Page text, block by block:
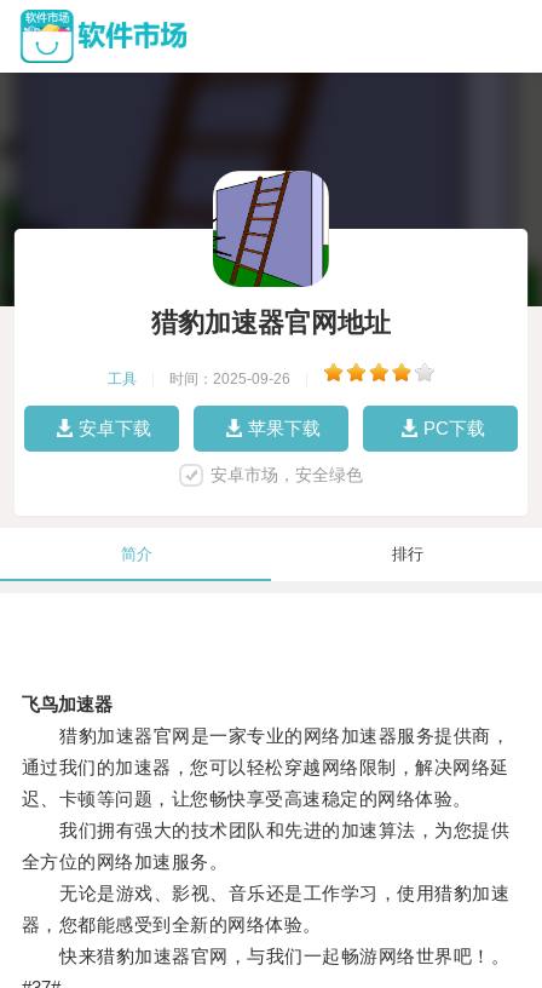
猎豹加速器官网地址
工具 时间：2025-09-26
安卓下载 苹果下载 PC下载
安卓市场，安全绿色
简介 排行
飞鸟加速器
猎豹加速器官网是一家专业的网络加速器服务提供商，
通过我们的加速器，您可以轻松穿越网络限制，解决网络延
迟、卡顿等问题，让您畅快享受高速稳定的网络体验。
我们拥有强大的技术团队和先进的加速算法，为您提供
全方位的网络加速服务。
无论是游戏、影视、音乐还是工作学习，使用猎豹加速
器，您都能感受到全新的网络体验。
快来猎豹加速器官网，与我们一起畅游网络世界吧！。